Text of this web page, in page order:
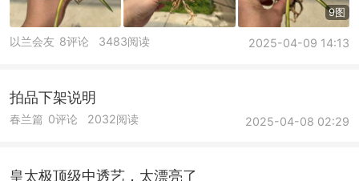
9图
以兰会友 2025-04-09 14:13
8评论 3483阅读
拍品下架说明
春兰篇 2025-04-08 02:29
0评论 2032阅读
皇太极顶级中透艺，太漂亮了